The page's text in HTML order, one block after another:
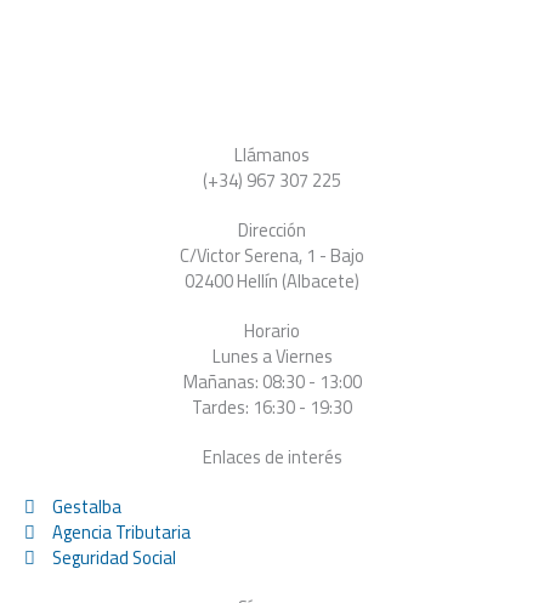
Llámanos
(+34) 967 307 225
Dirección
C/Victor Serena, 1 - Bajo
02400 Hellín (Albacete)
Horario
Lunes a Viernes
Mañanas: 08:30 - 13:00
Tardes: 16:30 - 19:30
Enlaces de interés
Gestalba
Agencia Tributaria
Seguridad Social